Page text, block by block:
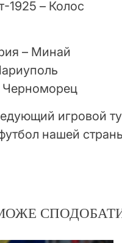
1925 – Колос
– Минай
Черноморец
игровой
нашей